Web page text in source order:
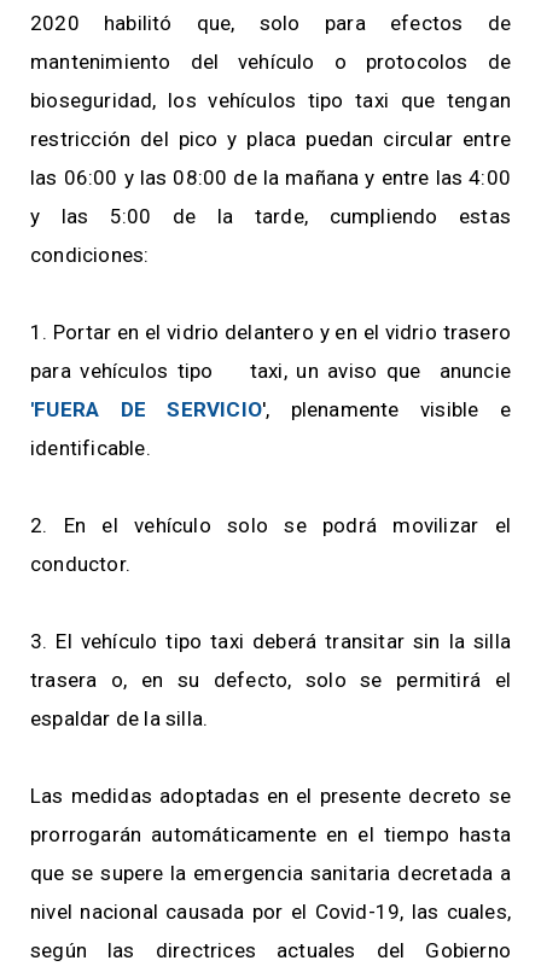
2020 habilitó que, solo para efectos de
mantenimiento del vehículo o protocolos de
bioseguridad, los vehículos tipo taxi que tengan
restricción del pico y placa puedan circular entre
las 06:00 y las 08:00 de la mañana y entre las 4:00
y las 5:00 de la tarde, cumpliendo estas
condiciones:
1. Portar en el vidrio delantero y en el vidrio trasero
para vehículos tipo taxi, un aviso que
anuncie
'FUERA DE SERVICIO', plenamente visible e
identificable.
2. En el vehículo solo se podrá movilizar el
conductor.
3. El vehículo tipo taxi deberá transitar sin la silla
trasera o, en su defecto, solo se permitirá el
espaldar de la silla.
Las medidas adoptadas en el presente decreto se
prorrogarán automáticamente en el tiempo hasta
que se supere la emergencia sanitaria decretada a
nivel nacional causada por el Covid-19, las cuales,
según las directrices actuales del Gobierno